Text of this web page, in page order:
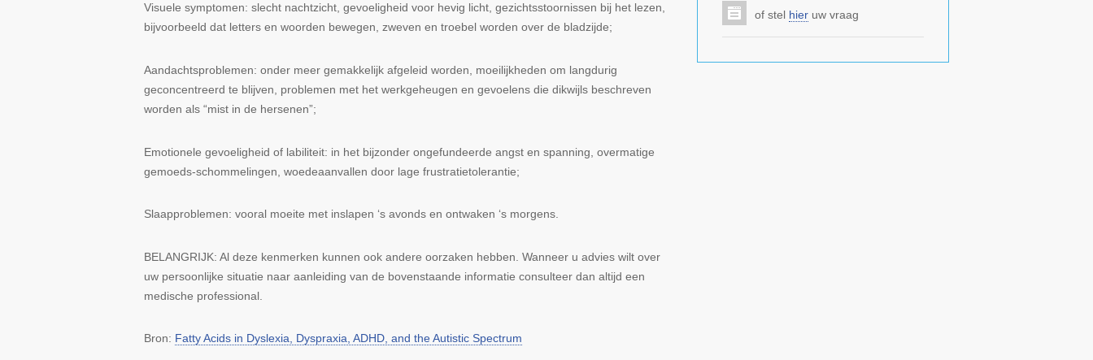
Visuele symptomen: slecht nachtzicht, gevoeligheid voor hevig licht, gezichtsstoornissen bij het lezen,
bijvoorbeeld dat letters en woorden bewegen, zweven en troebel worden over de bladzijde;
Aandachtsproblemen: onder meer gemakkelijk afgeleid worden, moeilijkheden om langdurig
geconcentreerd te blijven, problemen met het werkgeheugen en gevoelens die dikwijls beschreven
worden als “mist in de hersenen”;
Emotionele gevoeligheid of labiliteit: in het bijzonder ongefundeerde angst en spanning, overmatige
gemoeds-schommelingen, woedeaanvallen door lage frustratietolerantie;
Slaapproblemen: vooral moeite met inslapen ‘s avonds en ontwaken ‘s morgens.
BELANGRIJK: Al deze kenmerken kunnen ook andere oorzaken hebben. Wanneer u advies wilt over
uw persoonlijke situatie naar aanleiding van de bovenstaande informatie consulteer dan altijd een
medische professional.
Bron: Fatty Acids in Dyslexia, Dyspraxia, ADHD, and the Autistic Spectrum
of stel hier uw vraag